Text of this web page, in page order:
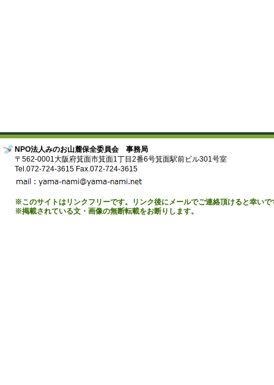
NPO法人みのお山麓保全委員会 事務局
〒562-0001大阪府箕面市箕面1丁目2番6号箕面駅前ビル301号室
Tel.072-724-3615 Fax.072-724-3615
※このサイトはリンクフリーです。リンク後にメールでご連絡頂けると幸いで
※掲載されている文・画像の無断転載をお断りします。